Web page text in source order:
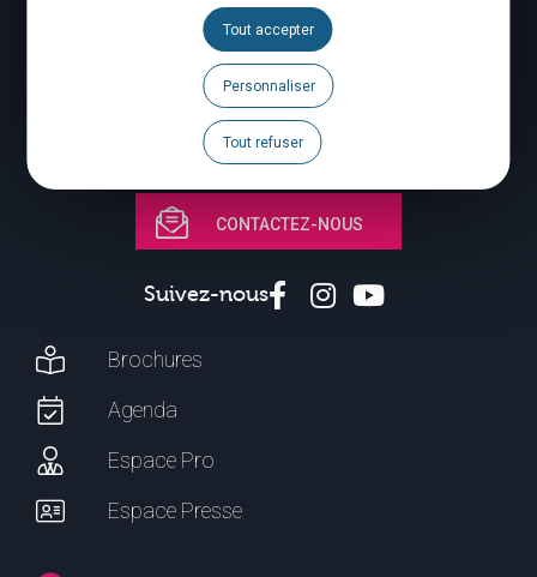
Tout accepter
Personnaliser
Tout refuser
Lundi : fermé
Mardi à jeudi : 09:00 – 17:00
Vendredi à dimanche : 10:00 – 18:00
Qui sommes-nous ?
CONTACTEZ-NOUS
Suivez-nous
Brochures
Agenda
Espace Pro
Espace Presse